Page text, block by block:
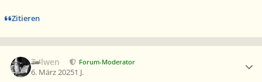
Zitieren
Tolwen Forum-Moderator
6. März 20251 J.